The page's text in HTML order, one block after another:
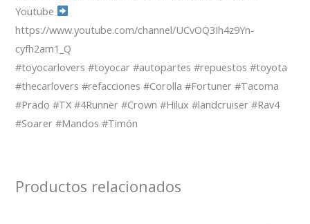
Youtube
https://www.youtube.com/channel/UCvOQ3Ih4z9Yn-
cyfh2am1_Q
#toyocarlovers #toyocar #autopartes #repuestos #toyota
#thecarlovers #refacciones #Corolla #Fortuner #Tacoma
#Prado #TX #4Runner #Crown #Hilux #landcruiser #Rav4
#Soarer #Mandos #Timón
Productos relacionados